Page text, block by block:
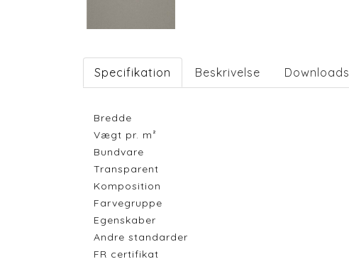
Specifikation Beskrivelse Downloads
Bredde
Vægt pr. m²
Bundvare
Transparent
Komposition
Farvegruppe
Egenskaber
Andre standarder
FR certifikat